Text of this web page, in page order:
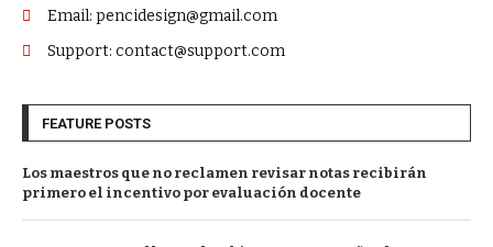
Email: pencidesign@gmail.com
Support: contact@support.com
FEATURE POSTS
Los maestros que no reclamen revisar notas recibirán
primero el incentivo por evaluación docente